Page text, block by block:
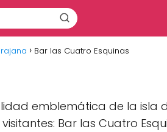
Bar las Cuatro Esquinas
emblemática de la isla
Bar las Cuatro